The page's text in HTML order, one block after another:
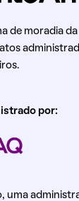
de moradia
por:
uma